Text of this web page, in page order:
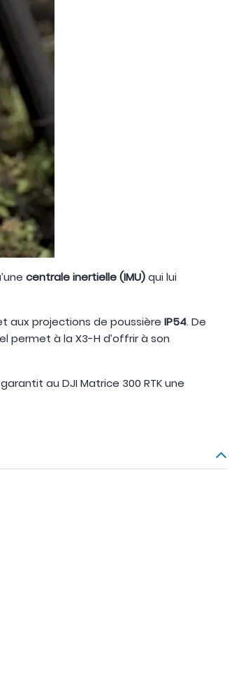
centrale inertielle (IMU)qui lui
aux projections de poussière IP54. De
permet à la X3-H d’offrir à son
au DJI Matrice 300 RTK une